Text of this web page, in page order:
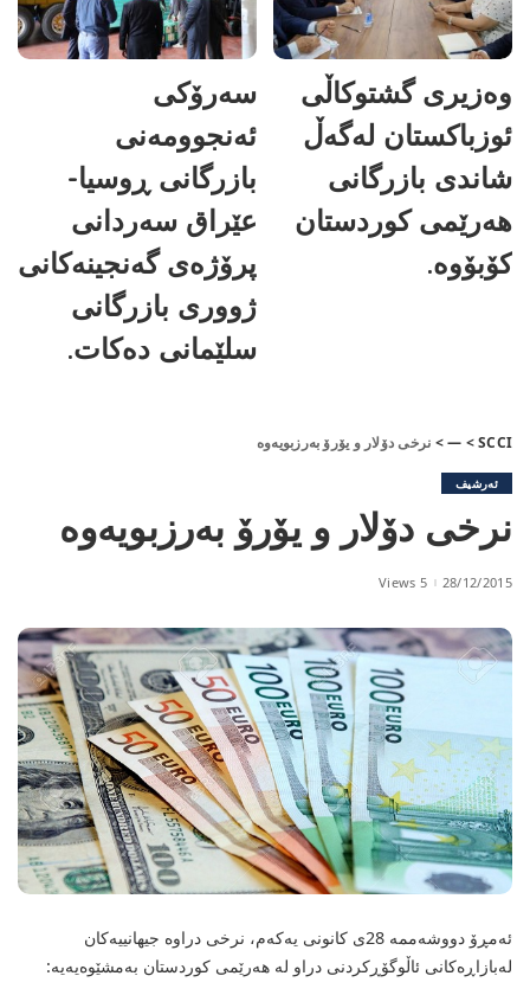
وەزیری گشتوکاڵی
ئوزباکستان لەگەڵ
شاندی بازرگانی
هەرێمی کوردستان
کۆبۆوە.
سەرۆکی
ئەنجوومەنی
بازرگانی ڕوسیا-
عێراق سەردانی
پرۆژەی گەنجینەکانی
ژووری بازرگانی
سلێمانی دەکات.
SCCI
>
—
> نرخی دۆلار و یۆرۆ بەرزبویەوە
ئەرشیف
نرخی دۆلار و یۆرۆ بەرزبویەوە
28/12/2015
5 Views
ئەمڕۆ دووشەممە 28ی كانونی یەكەم، نرخی دراوە جیهانییەکان
لەبازاڕەکانی ئاڵوگۆڕکردنی دراو لە هەرێمی کوردستان بەمشێوەیەیە: